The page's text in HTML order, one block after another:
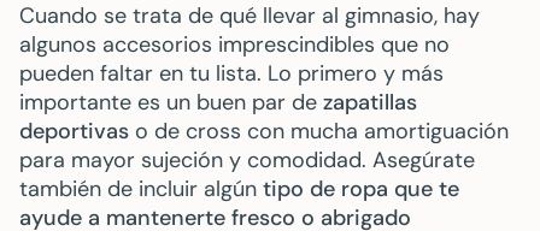
Cuando se trata de qué llevar al gimnasio, hay
algunos accesorios imprescindibles que no
pueden faltar en tu lista. Lo primero y más
importante es un buen par de zapatillas
deportivas o de cross con mucha amortiguación
para mayor sujeción y comodidad. Asegúrate
también de incluir algún tipo de ropa que te
ayude a mantenerte fresco o abrigado